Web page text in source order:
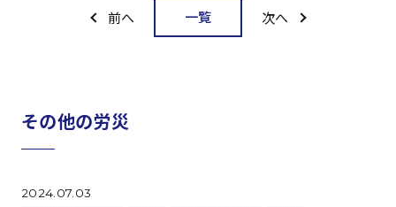
前へ 一覧 次へ
その他の労災
2024.07.03